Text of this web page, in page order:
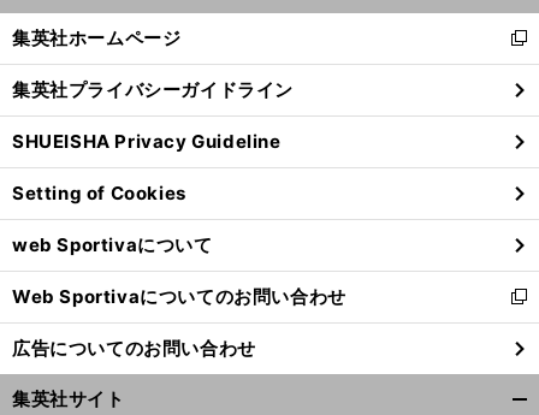
閉
る
集英社ホームページ
新
し
い
ウ
ィ
ン
ド
ウ
で
開
く
集英社プライバシーガイドライン
SHUEISHA Privacy Guideline
Setting of Cookies
web Sportivaについて
Web Sportivaについてのお問い合わせ
新
し
い
ウ
ィ
広告についてのお問い合わせ
集英社サイト